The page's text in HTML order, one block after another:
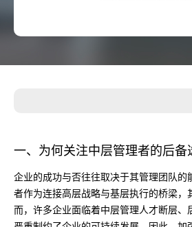
一、为何关注中层管理者的后备
企业的成功与否往往取决于其管理团队的
者作为连接高层战略与基层执行的桥梁，
而，许多企业面临着中层管理人才断层、